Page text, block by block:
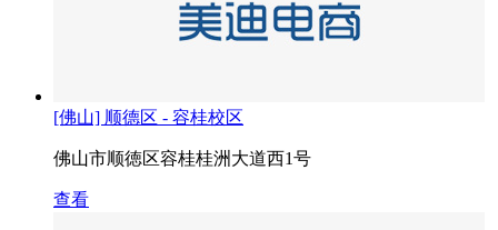
[佛山] 顺德区 - 容桂校区
佛山市顺徳区容桂桂洲大道西1号
查看